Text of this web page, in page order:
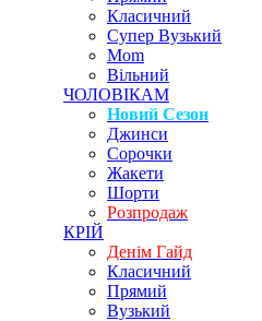
Класичний
Супер Вузький
Mom
Вільний
ЧОЛОВІКАМ
Новий Сезон
Джинси
Сорочки
Жакети
Шорти
Розпродаж
КРІЙ
Денім Гайд
Класичний
Прямий
Вузький